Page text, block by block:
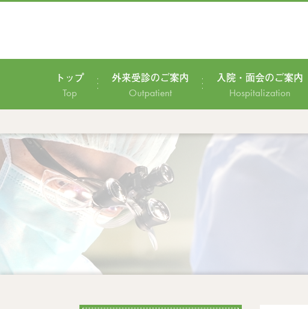
トップ
Top
外来受診のご案内
Outpatient
入院・面会のご案内
Hospitalization